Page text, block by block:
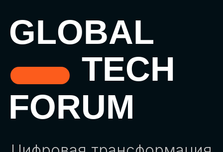
TECH
FORUM
Цифровая трансформация
и автоматизация бизнеса
ЗАРЕГИСТРИРОВАТЬСЯ